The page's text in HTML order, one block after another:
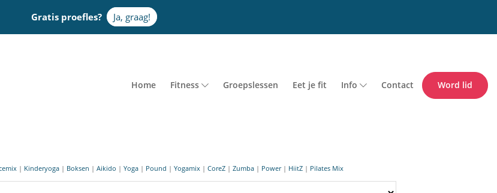
Gratis proefles? Ja, graag!
Home Fitness Groepslessen Eet je fit Info Contact Word lid
| Kinderyoga| Boksen | Aikido | Yoga| Pound | Yogamix| CoreZ| Zumba| Power| HiitZ| Pilates Mix